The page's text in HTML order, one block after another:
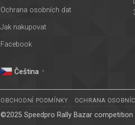
Ochrana osobních dat
Jak nakupovat
Facebook
Čeština‎ ▼
OBCHODNÍ PODMÍNKY OCHRANA
©2025 Speedpro Rally Bazar competition